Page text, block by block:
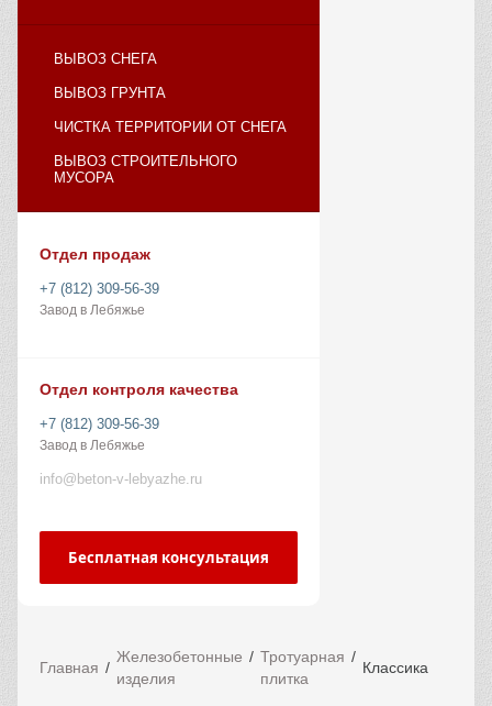
ВЫВОЗ СНЕГА
ВЫВОЗ ГРУНТА
ЧИСТКА ТЕРРИТОРИИ ОТ СНЕГА
ВЫВОЗ СТРОИТЕЛЬНОГО
МУСОРА
Отдел продаж
+7 (812) 309-56-39
Завод в Лебяжье
Отдел контроля качества
+7 (812) 309-56-39
Завод в Лебяжье
info@beton-v-lebyazhe.ru
Бесплатная консультация
Главная
Железобетонные
изделия
Тротуарная
плитка
Классика